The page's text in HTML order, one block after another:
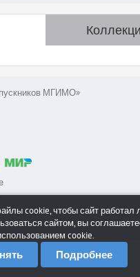
МГИМО»
cookie, чтобы сайт работал
сайтом, вы
cookie.
Подробнее